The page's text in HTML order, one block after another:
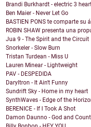
Brandi Burkhardt - electric 3
Ben Maier - Never Let Go
BASTIEN PONS te comparte su
ROBIN SHAW presenta una
Jua 9 - The Spirit and the Circuit
Snorkeler - Slow Burn
Tristan Turdean - Miss U
Lauren Minear - Lightweight
PAV - DESPEDIDA
Daryltron - It Ain't Funny
Sundrift Sky - Home in my heart
SynthWaves - Edge of the
BERENICE - If I Took A Shot
Damon Daunno - God and